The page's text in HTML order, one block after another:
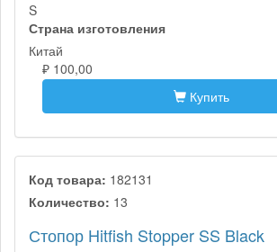
S
Страна изготовления
Китай
₽ 100,00
Купить
Код товара: 182131
Количество: 13
Стопор Hitfish Stopper SS Black